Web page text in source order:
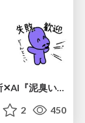
研修担当者が一番伸びた 熊本市役所✕AI『泥臭いAI研修』のワークショップ設計について
2 450